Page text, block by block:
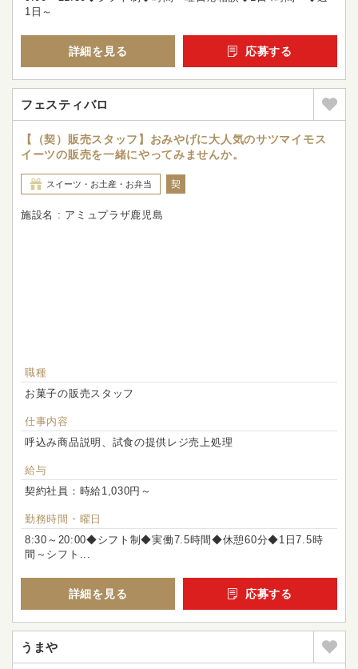
1日～
詳細を見る 応募する
フェスティバロ
【（契）販売スタッフ】おみやげに大人気のサツマイモス
イーツの販売を一緒にやってみませんか。
スイーツ・お土産・お弁当 契
施設名 : アミュプラザ鹿児島
職種
お菓子の販売スタッフ
仕事内容
呼込み商品説明、試食の提供レジ売上処理
給与
契約社員：時給1,030円～
勤務時間・曜日
8:30～20:00◆シフト制◆実働7.5時間◆休憩60分◆1日7.5時
間～シフト...
詳細を見る 応募する
うまや